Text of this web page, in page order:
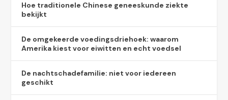
Hoe traditionele Chinese geneeskunde ziekte
bekijkt
De omgekeerde voedingsdriehoek: waarom
Amerika kiest voor eiwitten en echt voedsel
De nachtschadefamilie: niet voor iedereen
geschikt